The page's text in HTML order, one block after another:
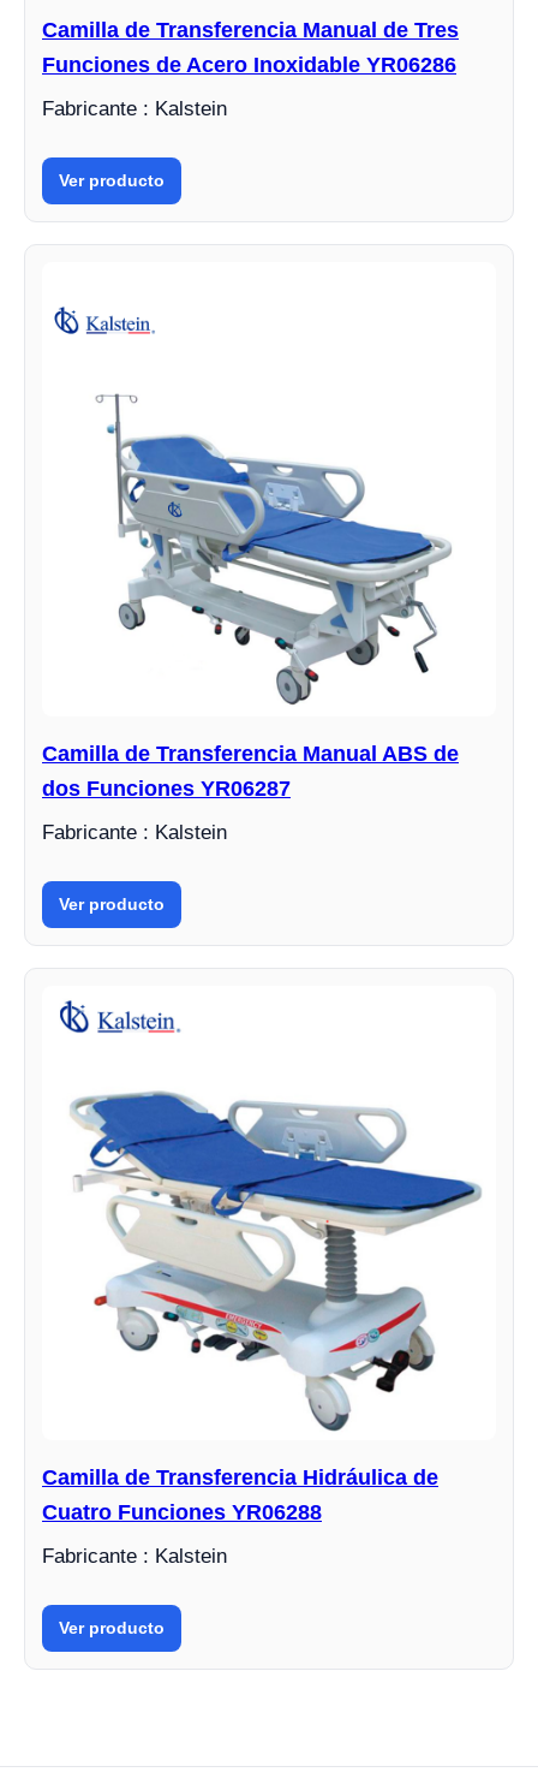
Camilla de Transferencia Manual de Tres
Funciones de Acero Inoxidable YR06286
Fabricante : Kalstein
Ver producto
Camilla de Transferencia Manual ABS de
dos Funciones YR06287
Fabricante : Kalstein
Ver producto
Camilla de Transferencia Hidráulica de
Cuatro Funciones YR06288
Fabricante : Kalstein
Ver producto